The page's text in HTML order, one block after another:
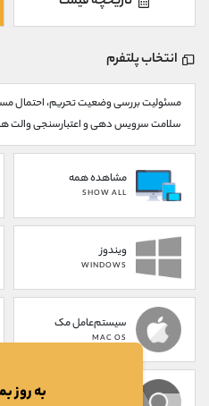
انتخاب پلتفرم
مسئولیت بررسی وضعیت تحریم، احتمال
سلامت سرویس دهی و اعتبارسنجی والت
مشاهده همه
SHOW ALL
ویندوز
WINDOWS
سیستم‌عامل مک
MAC OS
به روز